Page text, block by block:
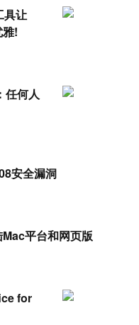
具让
!
任何人
安全漏洞
平台和网页版
for